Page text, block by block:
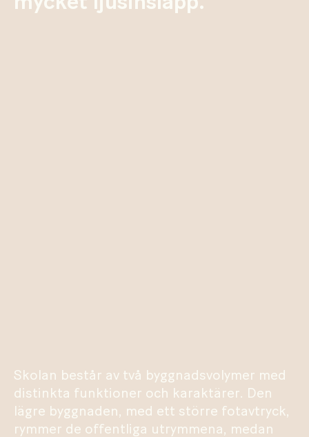
Skolan består av två byggnadsvolymer med
distinkta funktioner och karaktärer. Den
lägre byggnaden, med ett större fotavtryck,
rymmer de offentliga utrymmena, medan